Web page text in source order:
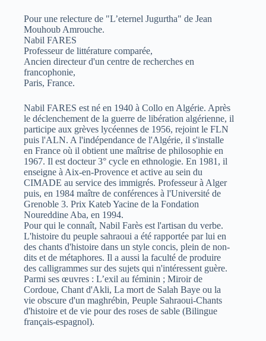
Pour une relecture de "L’eternel Jugurtha" de Jean
Mouhoub Amrouche.
Nabil FARES
Professeur de littérature comparée,
Ancien directeur d'un centre de recherches en
francophonie,
Paris, France.
Nabil FARES est né en 1940 à Collo en Algérie. Après
le déclenchement de la guerre de libération algérienne, il
participe aux grèves lycéennes de 1956, rejoint le FLN
puis l'ALN. A l'indépendance de l'Algérie, il s'installe
en France où il obtient une maîtrise de philosophie en
1967. Il est docteur 3° cycle en ethnologie. En 1981, il
enseigne à Aix-en-Provence et active au sein du
CIMADE au service des immigrés. Professeur à Alger
puis, en 1984 maître de conférences à l'Université de
Grenoble 3. Prix Kateb Yacine de la Fondation
Noureddine Aba, en 1994.
Pour qui le connaît, Nabil Farès est l'artisan du verbe.
L'histoire du peuple sahraoui a été rapportée par lui en
des chants d'histoire dans un style concis, plein de non-
dits et de métaphores. Il a aussi la faculté de produire
des calligrammes sur des sujets qui n'intéressent guère.
Parmi ses œuvres : L’exil au féminin ; Miroir de
Cordoue, Chant d'Akli, La mort de Salah Baye ou la
vie obscure d'un maghrébin, Peuple Sahraoui-Chants
d'histoire et de vie pour des roses de sable (Bilingue
français-espagnol).